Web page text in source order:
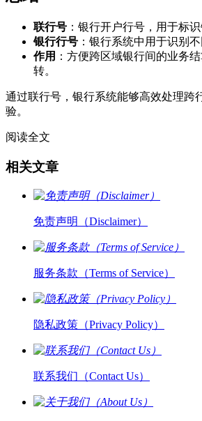
联行号 ：银行开户行号，用于标
银行行号 ：银行系统中用于识别
作用 ：方便跨区域银行间的业务
转。
通过联行号，银行系统能够高效处理跨
验。
阅读全文
相关文章
免责声明（Disclaimer）
服务条款（Terms of Service）
隐私政策（Privacy Policy）
联系我们（Contact Us）